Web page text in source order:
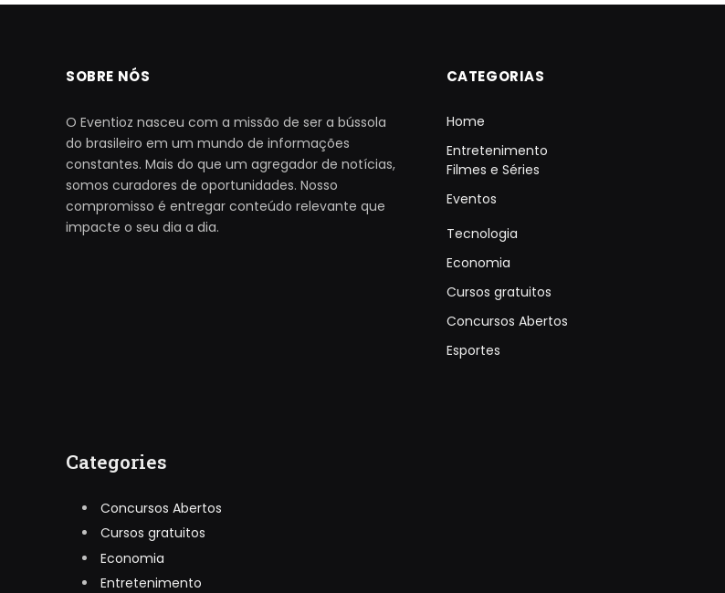
SOBRE NÓS
O Eventioz nasceu com a missão de ser a bússola
do brasileiro em um mundo de informações
constantes. Mais do que um agregador de notícias,
somos curadores de oportunidades. Nosso
compromisso é entregar conteúdo relevante que
impacte o seu dia a dia.
CATEGORIAS
Home
Entretenimento
Filmes e Séries
Eventos
Tecnologia
Economia
Cursos gratuitos
Concursos Abertos
Esportes
Categories
Concursos Abertos
Cursos gratuitos
Economia
Entretenimento